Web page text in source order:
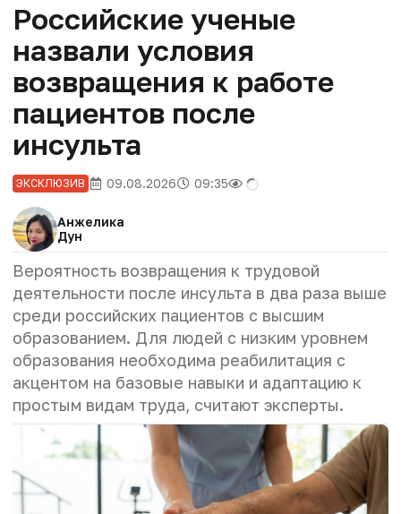
Российские ученые
назвали условия
возвращения к работе
пациентов после
инсульта
ЭКСКЛЮЗИВ 09.08.2026 09:35
Анжелика
Дун
Вероятность возвращения к трудовой
деятельности после инсульта в два раза выше
среди российских пациентов с высшим
образованием. Для людей с низким уровнем
образования необходима реабилитация с
акцентом на базовые навыки и адаптацию к
простым видам труда, считают эксперты.